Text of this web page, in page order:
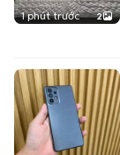
1 phút trước 2